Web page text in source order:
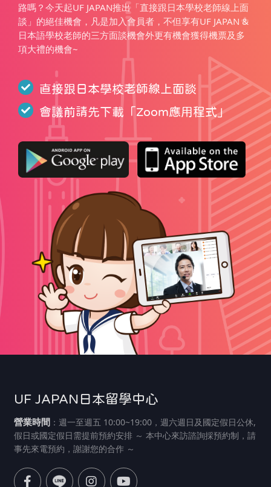
路嗎？今天起UF JAPAN推出「直接跟日本學校老師線上面
談」的絕佳機會，凡是加入會員者，不但享有UF JAPAN &
日本語學校老師的三方面談機會外更有機會獲得機票及多
項大禮的機會~
直接跟日本學校老師線上面談
會議前請先下載「Zoom應用程式」
UF JAPAN日本留學中心
營業時間：週一至週五 10:00~19:00，週六週日及國定假日公休,
假日或國定假日需提前預約安排 ～ 本中心來訪諮詢採預約制，請
事先來電預約，謝謝您的合作 ～